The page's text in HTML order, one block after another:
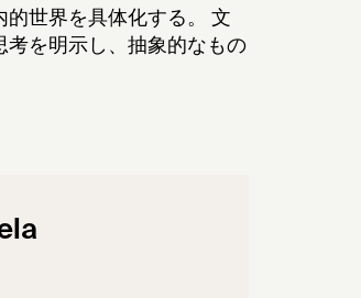
世界を具体化する。 文
考を明示し、抽象的なもの